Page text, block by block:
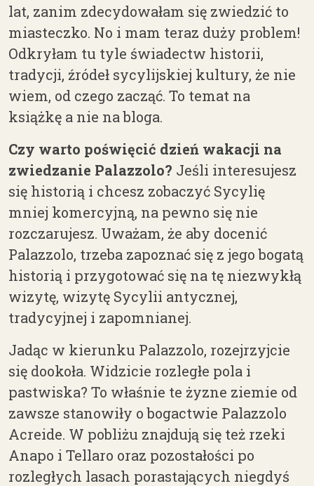
lat, zanim zdecydowałam się zwiedzić to
miasteczko. No i mam teraz duży problem!
Odkryłam tu tyle świadectw historii,
tradycji, źródeł sycylijskiej kultury, że nie
wiem, od czego zacząć. To temat na
książkę a nie na bloga.
Czy warto poświęcić dzień wakacji na
zwiedzanie Palazzolo? Jeśli interesujesz
się historią i chcesz zobaczyć Sycylię
mniej komercyjną, na pewno się nie
rozczarujesz. Uważam, że aby docenić
Palazzolo, trzeba zapoznać się z jego bogatą
historią i przygotować się na tę niezwykłą
wizytę, wizytę Sycylii antycznej,
tradycyjnej i zapomnianej.
Jadąc w kierunku Palazzolo, rozejrzyjcie
się dookoła. Widzicie rozległe pola i
pastwiska? To właśnie te żyzne ziemie od
zawsze stanowiły o bogactwie Palazzolo
Acreide. W pobliżu znajdują się też rzeki
Anapo i Tellaro oraz pozostałości po
rozległych lasach porastających niegdyś